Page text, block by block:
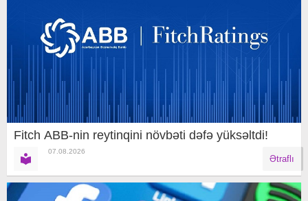
Fitch ABB-nin reytinqini növbəti dəfə yüksəltdi!
07.08.2026
Ətraflı